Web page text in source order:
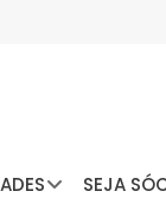
SEJA